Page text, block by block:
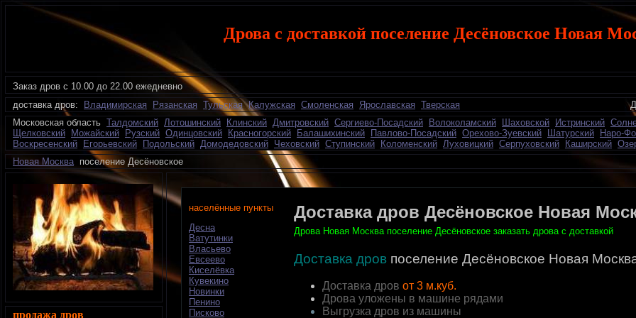
Дрова с доставкой поселение Десёновское Новая
Заказ дров с 10.00 до 22.00 ежедневно
доставка дров:
Владимирская Рязанская Тульская Калужская Смоленская Ярославская Тверская
Добавить
Московская область Талдомский Лотошинский Клинский Дмитровский Сергиево-Посадский Волоколамский Шаховской Истринский
Щелковский
Можайский Рузский Одинцовский Красногорский Балашихинский Павлово-Посадский Орехово-Зуевский Шатурский Наро-
Воскресенский
Егорьевский Подольский Домодедовский Чеховский Ступинский Коломенский Луховицкий Серпуховский Каширский
Новая Москвапоселение Десёновское
населённые пункты
Десна
Ватутинки
Власьево
Евсеево
Киселёвка
Кувекино
Новинки
Пенино
Писково
Доставка дров Десёновское Новая
Дрова Новая Москва поселение Десёновское заказать дрова с доставкой
Доставка дров поселение Десёновское Новая
Доставка дров от 3 м.куб.
Дрова уложены в машине рядами
Выгрузка дров из машины
продажа дров